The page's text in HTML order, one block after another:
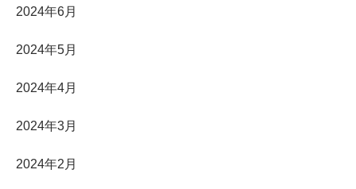
2024年6月
2024年5月
2024年4月
2024年3月
2024年2月